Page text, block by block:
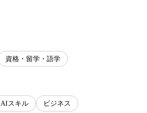
資格・留学・語学
AIスキル ビジネス